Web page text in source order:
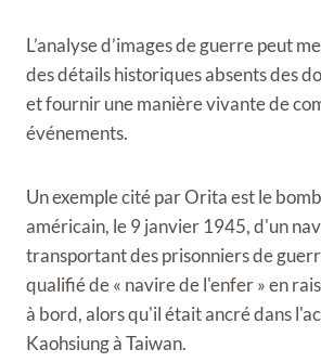
L’analyse d’images de guerre peut
des détails historiques absents des
et fournir une manière vivante de
événements.
Un exemple cité par Orita est le
américain, le 9 janvier 1945, d'un
transportant des prisonniers de
qualifié de « navire de l'enfer » en
à bord, alors qu'il était ancré dans
Kaohsiung à Taiwan.